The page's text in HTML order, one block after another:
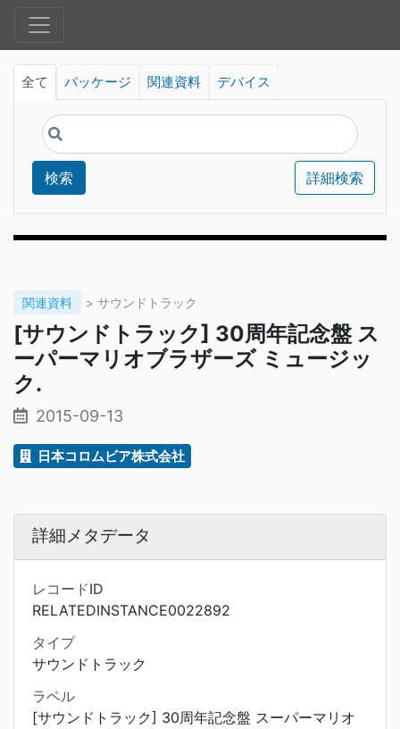
全て パッケージ 関連資料 デバイス
検索 詳細検索
関連資料 > サウンドトラック
[サウンドトラック] 30周年記念盤 ス
ーパーマリオブラザーズ ミュージッ
ク.
2015-09-13
日本コロムビア株式会社
詳細メタデータ
レコードID
RELATEDINSTANCE0022892
タイプ
サウンドトラック
ラベル
[サウンドトラック] 30周年記念盤 スーパーマリオ